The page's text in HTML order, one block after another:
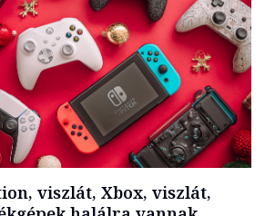
viszlát, Xbox, viszlát,